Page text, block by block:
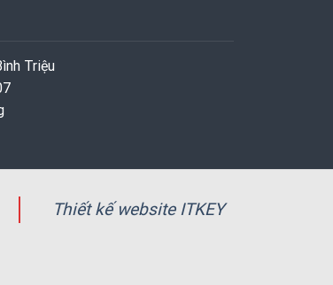
Triệu
Thiết kế website ITKEY